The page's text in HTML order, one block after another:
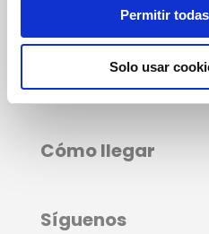
Permitir
Solo usar
de 17:00 a 20:00
Sábados de
Cómo llegar
Síguenos